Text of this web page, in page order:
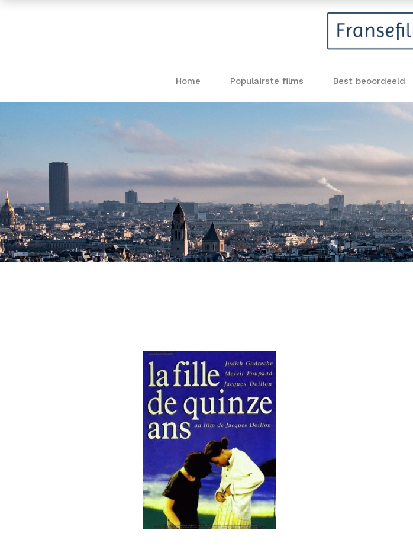
Home Populairste films Best beoordeeld